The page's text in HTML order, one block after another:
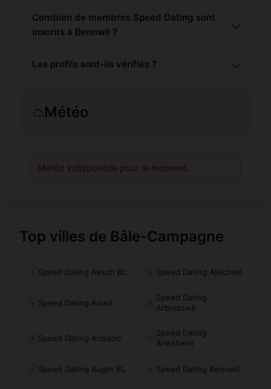
Combien de membres Speed Dating sont
inscrits à Bennwil ?
Les profils sont-ils vérifiés ?
Météo
Météo indisponible pour le moment.
Top villes de Bâle-Campagne
Speed Dating Aesch BL Speed Dating Allschwil
Speed Dating Anwil
Speed Dating
Arboldswil
Speed Dating Arisdorf
Speed Dating
Arlesheim
Speed Dating Augst BL Speed Dating Bennwil